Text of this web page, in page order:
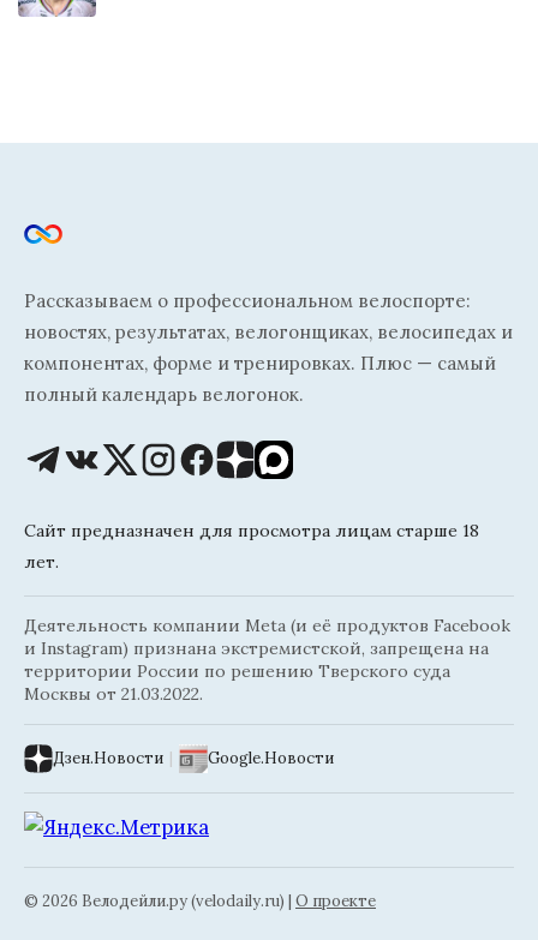
Рассказываем о профессиональном велоспорте:
новостях, результатах, велогонщиках, велосипедах и
компонентах, форме и тренировках. Плюс — самый
полный календарь велогонок.
Сайт предназначен для просмотра лицам старше 18
лет.
Деятельность компании Meta (и её продуктов Facebook
и Instagram) признана экстремистской, запрещена на
территории России по решению Тверского суда
Москвы от 21.03.2022.
Дзен.Новости | Google.Новости
© 2026 Велодейли.ру (velodaily.ru) | О проекте